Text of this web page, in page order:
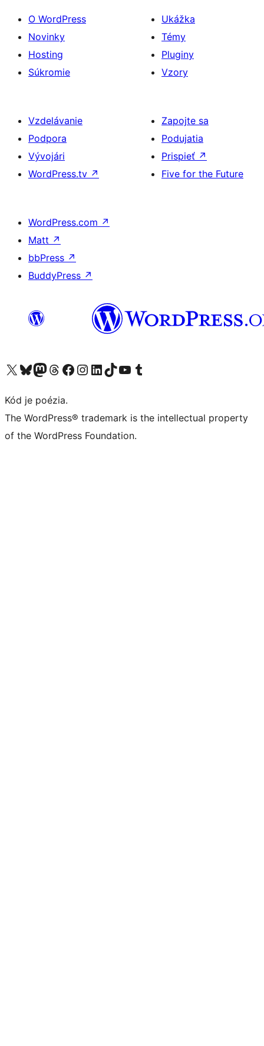
O WordPress
Novinky
Hosting
Súkromie
Ukážka
Témy
Pluginy
Vzory
Vzdelávanie
Podpora
Vývojári
WordPress.tv ↗
Zapojte sa
Podujatia
Prispieť ↗
Five for the Future
WordPress.com ↗
Matt ↗
bbPress ↗
BuddyPress ↗
Navštívte náš účet na X (predtým Twitter)
Navštívte náš účet na platforme Bluesky
Navštívte náš účet na Mastodone
Navštívte náš účet na platforme Threads
Navštívte našu stránku na Facebooku
Navštívte náš účet Instagram
Navštívte náš účet LinkedIn
Navštívte náš účet na platforme TikTok
Navštívte náš kanál YouTube
Navštívte náš účet na platforme Tumblr
Kód je poézia.
The WordPress® trademark is the intellectual property
of the WordPress Foundation.